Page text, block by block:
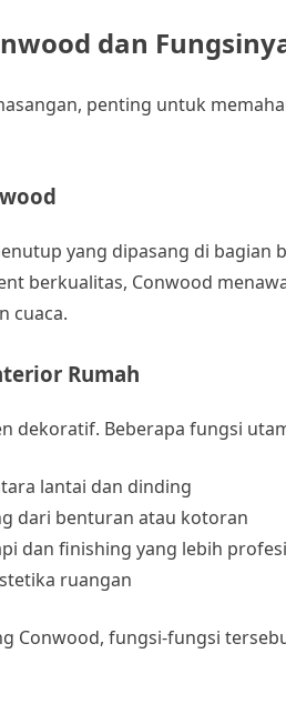
dan
penting untuk
yang dipasang di
berkualitas, Conwood
cuaca.
Rumah
dekoratif. Beberapa fungsi
lantai dan dinding
dari benturan atau kotoran
dan finishing yang lebih
ruangan
Conwood, fungsi-fungsi